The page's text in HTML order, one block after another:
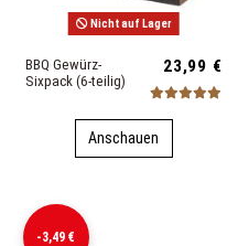
Nicht auf Lager
BBQ Gewürz-
Sixpack (6-teilig)
23,99 €
Anschauen
-3,49 €